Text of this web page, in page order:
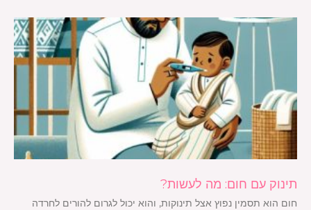
תינוק עם חום: מה לעשות?
חום הוא תסמין נפוץ אצל תינוקות, והוא יכול לגרום להורים לחרדה